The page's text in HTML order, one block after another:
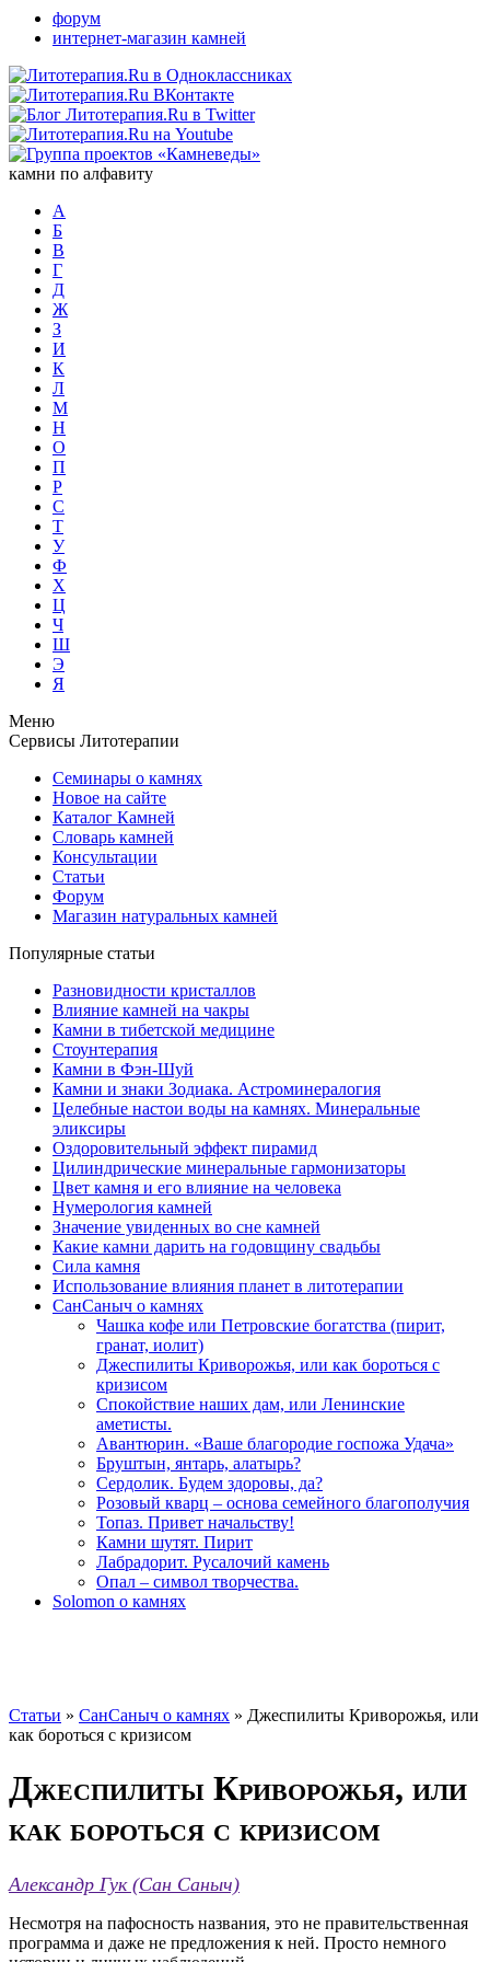
форум
интернет-магазин камней
камни по алфавиту
А
Б
В
Г
Д
Ж
З
И
К
Л
М
Н
О
П
Р
С
Т
У
Ф
Х
Ц
Ч
Ш
Э
Я
Меню
Сервисы Литотерапии
Семинары о камнях
Новое на сайте
Каталог Камней
Словарь камней
Консультации
Статьи
Форум
Магазин натуральных камней
Популярные статьи
Разновидности кристаллов
Влияние камней на чакры
Камни в тибетской медицине
Стоунтерапия
Камни в Фэн-Шуй
Камни и знаки Зодиака. Астроминералогия
Целебные настои воды на камнях. Минеральные
эликсиры
Оздоровительный эффект пирамид
Цилиндрические минеральные гармонизаторы
Цвет камня и его влияние на человека
Нумерология камней
Значение увиденных во сне камней
Какие камни дарить на годовщину свадьбы
Cила камня
Использование влияния планет в литотерапии
СанСаныч о камнях
Чашка кофе или Петровские богатства (пирит,
гранат, иолит)
Джеспилиты Криворожья, или как бороться с
кризисом
Спокойствие наших дам, или Ленинские
аметисты.
Авантюрин. «Ваше благородие госпожа Удача»
Бруштын, янтарь, алатырь?
Сердолик. Будем здоровы, да?
Розовый кварц – основа семейного благополучия
Топаз. Привет начальству!
Камни шутят. Пирит
Лабрадорит. Русалочий камень
Опал – символ творчества.
Solomon о камнях
Статьи » СанСаныч о камнях » Джеспилиты Криворожья, или
как бороться с кризисом
Джеспилиты Криворожья, или
как бороться с кризисом
Александр Гук (Сан Саныч)
Несмотря на пафосность названия, это не правительственная
программа и даже не предложения к ней. Просто немного